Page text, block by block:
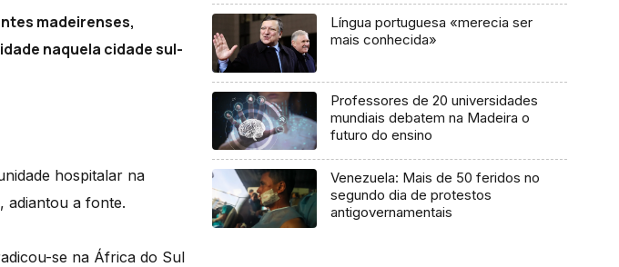
madeirenses,
naquela cidade sul-
hospitalar na
adiantou a fonte.
se na África do Sul
Língua portuguesa «merecia ser
mais conhecida»
Professores de 20 universidades
mundiais debatem na Madeira o
futuro do ensino
Venezuela: Mais de 50 feridos no
segundo dia de protestos
antigovernamentais